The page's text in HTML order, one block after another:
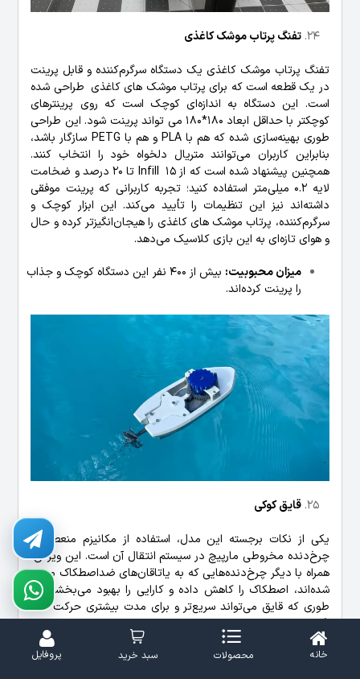
تفنگ پرتاب موشک کاغذی
تفنگ پرتاب موشک کاغذی یک دستگاه سرگرم‌کننده و قابل پرینت
در یک قطعه است که برای پرتاب موشک های کاغذی طراحی شده
است. این دستگاه به اندازه‌ای کوچک است که روی پرینترهای
کوچکتر با حداقل ابعاد 180*180 می تواند پرینت شود. این طراحی
طوری بهینه‌سازی شده که هم با PLA و هم با PETG سازگار باشد،
بنابراین کاربران می‌توانند متریال دلخواه خود را انتخاب کنند.
همچنین پیشنهاد شده است که از Infill 15 تا 20 درصد و ضخامت
لایه 0.2 میلی‌متر استفاده کنید؛ تجربه کاربرانی که پرینت موفقی
داشته‌اند نیز این تنظیمات را تأیید می‌کند. این ابزار کوچک و
سرگرم‌کننده، پرتاب موشک های کاغذی را هیجان‌انگیزتر کرده و حال
و هوای تازه‌ای به این بازی کلاسیک می‌دهد.
میزان محبوبیت:
بیش از 400 نفر این دستگاه کوچک و جذاب
را پرینت کرده‌اند.
قایق کوکی
یکی از نکات برجسته این مدل، استفاده از مکانیزم منعطف و
چرخ‌دنده مخروطی مارپیچ در سیستم انتقال آن است. این ویژگی،
همراه با دیگر چرخ‌دنده‌هایی که به یاتاقان‌های ضداصطکاک مجهز
شده‌اند، اصطکاک را کاهش داده و کارایی را بهبود می‌بخشد، به
طوری که قایق می‌تواند سریع‌تر و برای مدت بیشتری حرکت کند.
اگر نمی‌خواهید از یاتاقان‌ها استفاده کنید، می‌توانید برای کاهش
اصطکاک از فیلامنت Igus بهره بگیرید. برای مونتاژ قایق از چهار
اندازه پیچ مختلف و مهره‌های M3 استفاده می‌شود. PLA به‌عنوان
خانه محصولات سبد خرید پروفایل